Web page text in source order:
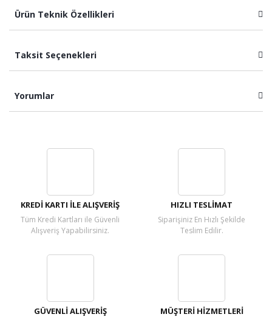
Ürün Teknik Özellikleri
Taksit Seçenekleri
Yorumlar
KREDİ KARTI İLE ALIŞVERİŞ
Tüm Kredi Kartları ile Güvenli
Alışveriş Yapabilirsiniz.
HIZLI TESLİMAT
Siparişiniz En Hızlı Şekilde
Teslim Edilir.
GÜVENLİ ALIŞVERİŞ MÜŞTERİ HİZMETLERİ